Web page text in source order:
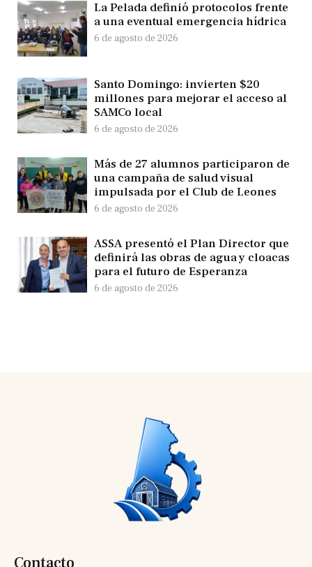
La Pelada definió protocolos frente
a una eventual emergencia hídrica
6 de agosto de 2026
Santo Domingo: invierten $20
millones para mejorar el acceso al
SAMCo local
6 de agosto de 2026
Más de 27 alumnos participaron de
una campaña de salud visual
impulsada por el Club de Leones
6 de agosto de 2026
ASSA presentó el Plan Director que
definirá las obras de agua y cloacas
para el futuro de Esperanza
6 de agosto de 2026